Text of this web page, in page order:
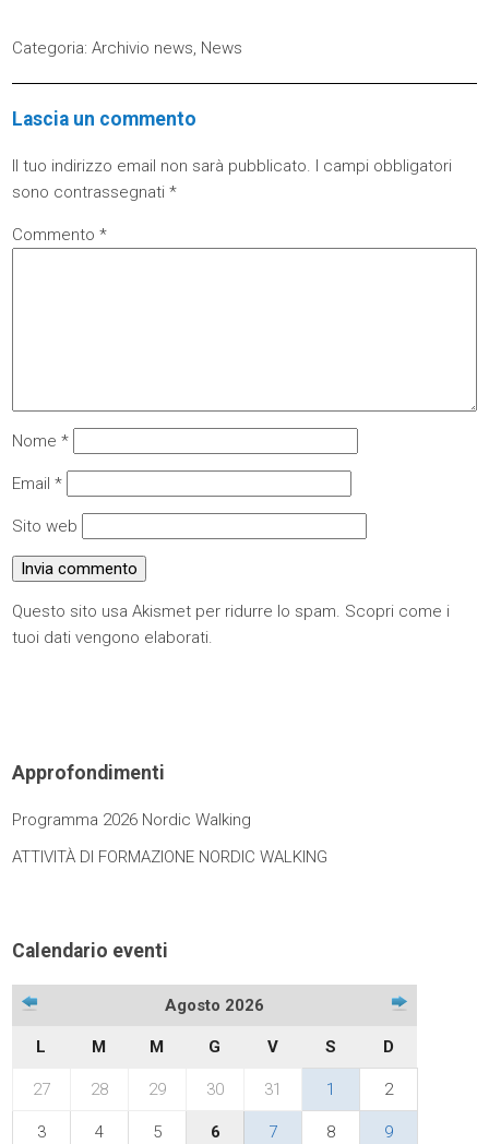
Categoria:Archivio news, News
Lascia un commento
Il tuo indirizzo email non sarà pubblicato. I campi obbligatori
sono contrassegnati*
Commento*
Nome*
Email*
Sito web
Questo sito usa Akismet per ridurre lo spam. Scopri come i
tuoi dati vengono elaborati.
Approfondimenti
Programma 2026 Nordic Walking
ATTIVITÀ DI FORMAZIONE NORDIC WALKING
Calendario eventi
Agosto 2026
L M M G V S D
27 28 29 30 31 1 2
3 4 5 6 7 8 9